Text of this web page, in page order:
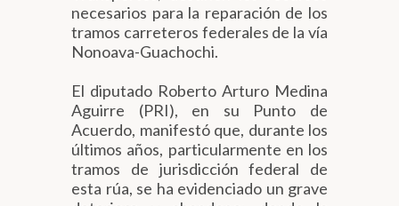
necesarios para la reparación de los
tramos carreteros federales de la vía
Nonoava-Guachochi.
El diputado Roberto Arturo Medina
Aguirre (PRI), en su Punto de
Acuerdo, manifestó que, durante los
últimos años, particularmente en los
tramos de jurisdicción federal de
esta rúa, se ha evidenciado un grave